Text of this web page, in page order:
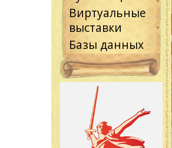
Виртуальные
выставки
Базы данных